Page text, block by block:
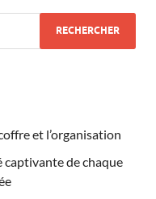
et l’organisation
captivante de chaque